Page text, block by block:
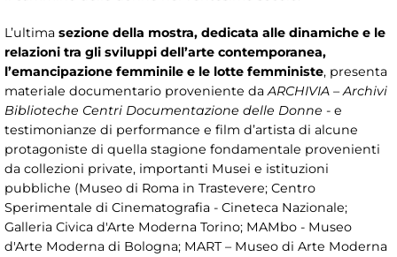
L’ultima sezione della mostra, dedicata alle dinamiche e le
relazioni tra gli sviluppi dell’arte contemporanea,
l’emancipazione femminile e le lotte femministe, presenta
materiale documentario proveniente daARCHIVIA – Archivi
Biblioteche Centri Documentazione delle Donne - e
testimonianze di performance e film d’artista di alcune
protagoniste di quella stagione fondamentale provenienti
da collezioni private, importanti Musei e istituzioni
pubbliche (Museo di Roma in Trastevere; Centro
Sperimentale di Cinematografia - Cineteca Nazionale;
Galleria Civica d'Arte Moderna Torino; MAMbo - Museo
d'Arte Moderna di Bologna; MART – Museo di Arte Moderna